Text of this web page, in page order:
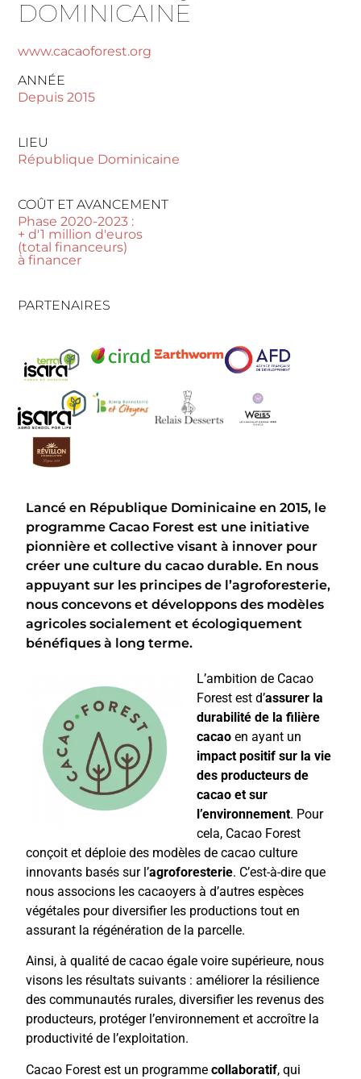
DOMINICAINE
www.cacaoforest.org
ANNÉE
Depuis 2015
LIEU
République Dominicaine
COÛT ET AVANCEMENT
Phase 2020-2023 :
+ d'1 million d'euros
(total financeurs)
à financer
PARTENAIRES
Lancé en République Dominicaine en 2015, le
programme Cacao Forest est une initiative
pionnière et collective visant à innover pour
créer une culture du cacao durable. En nous
appuyant sur les principes de l’agroforesterie,
nous concevons et développons des modèles
agricoles socialement et écologiquement
bénéfiques à long terme.
L’ambition de Cacao
Forest est d’assurer la
durabilité de la filière
cacao en ayant un
impact positif sur la vie
des producteurs de
cacao et sur
l’environnement. Pour
cela, Cacao Forest
conçoit et déploie des modèles de cacao culture
innovants basés sur l’agroforesterie. C’est-à-dire que
nous associons les cacaoyers à d’autres espèces
végétales pour diversifier les productions tout en
assurant la régénération de la parcelle.
Ainsi, à qualité de cacao égale voire supérieure, nous
visons les résultats suivants : améliorer la résilience
des communautés rurales, diversifier les revenus des
producteurs, protéger l’environnement et accroître la
productivité de l’exploitation.
Cacao Forest est un programmecollaboratif, qui